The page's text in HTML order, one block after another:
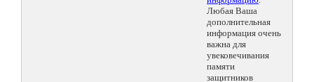
Любая Ваша
дополнительная
информация очень
важна для
увековечивания
памяти
защитников